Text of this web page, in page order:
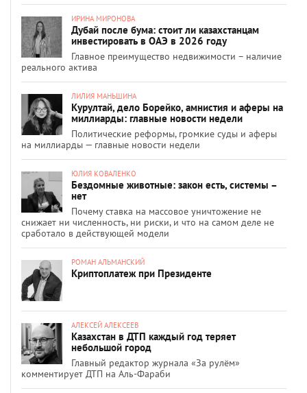
ИРИНА МИРОНОВА
Дубай после бума: стоит ли казахстанцам
инвестировать в ОАЭ в 2026 году
Главное преимущество недвижимости – наличие
реального актива
ЛИЛИЯ МАНЬШИНА
Курултай, дело Борейко, амнистия и аферы на
миллиарды: главные новости недели
Политические реформы, громкие суды и аферы
на миллиарды — главные новости недели
ЮЛИЯ КОВАЛЕНКО
Бездомные животные: закон есть, системы –
нет
Почему ставка на массовое уничтожение не
снижает ни численность, ни риски, и что на самом деле не
сработало в действующей модели
РОМАН АЛЬМАНСКИЙ
Криптоплатеж при Президенте
АЛЕКСЕЙ АЛЕКСЕЕВ
Казахстан в ДТП каждый год теряет
небольшой город
Главный редактор журнала «За рулём»
комментирует ДТП на Аль-Фараби